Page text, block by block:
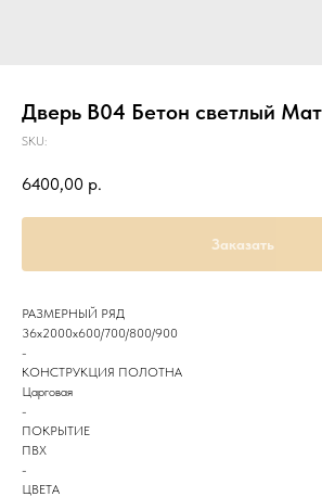
Дверь B04 Бетон светлый
SKU:
6400,00 р.
Заказать
РАЗМЕРНЫЙ РЯД
36х2000х600/700/800/900
-
КОНСТРУКЦИЯ ПОЛОТНА
Царговая
-
ПОКРЫТИЕ
ПВХ
-
ЦВЕТА